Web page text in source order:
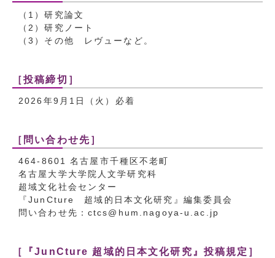
（1）研究論文
（2）研究ノート
（3）その他 レヴューなど。
［投稿締切］
2026年9月1日（火）必着
［問い合わせ先］
464-8601 名古屋市千種区不老町
名古屋大学大学院人文学研究科
超域文化社会センター
『JunCture 超域的日本文化研究』編集委員会
問い合わせ先：ctcs@hum.nagoya-u.ac.jp
［『JunCture 超域的日本文化研究』投稿規定］